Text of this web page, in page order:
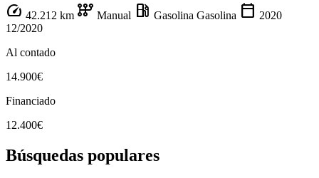
speed 42.212 km auto_transmission Manual local_gas_station Gasolina Gasolina calendar_today 2020
12/2020
Al contado
14.900€
Financiado
12.400€
Búsquedas populares